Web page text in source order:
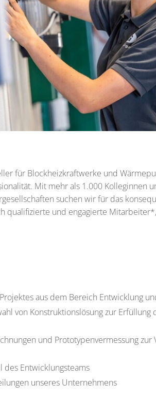
für Blockheizkraftwerke und
Mit mehr als 1.000 Kolleginnen
suchen wir für das
qualifizierte und engagierte
aus dem Bereich Entwicklung
von Konstruktionslösung zur Erfüllung
und Prototypenvermessung zur
des Entwicklungsteams
unseres Unternehmens